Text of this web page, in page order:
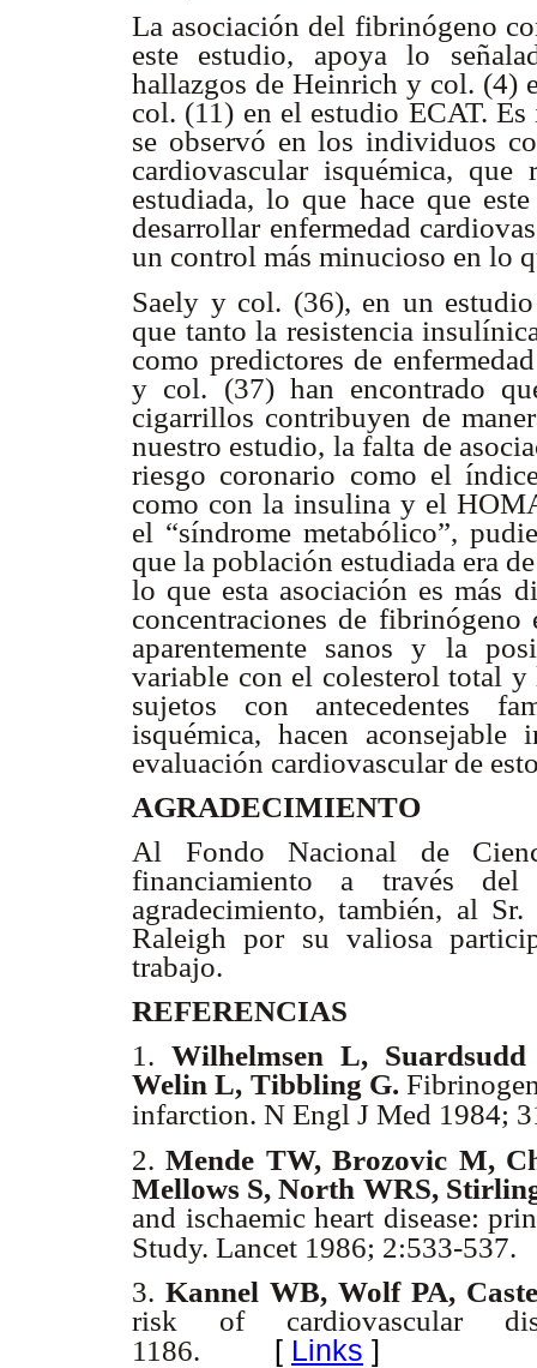
La asociación del fibrinógeno
este estudio, apoya lo
hallazgos de Heinrich y col. (4)
col. (11) en el estudio ECAT.
se observó en los individuos
cardiovascular isquémica,
estudiada, lo que hace que
desarrollar enfermedad
un control más minucioso en lo
Saely y col. (36), en un
que tanto la resistencia
como predictores de
y col. (37) han encontrado
cigarrillos contribuyen de
nuestro estudio, la falta de
riesgo coronario como el
como con la insulina y el
el “síndrome metabólico”,
que la población estudiada era
lo que esta asociación es más
concentraciones de
aparentemente sanos y la
variable con el colesterol total
sujetos con antecedentes
isquémica, hacen
evaluación cardiovascular de
AGRADECIMIENTO
Al Fondo Nacional de
financiamiento a través del
agradecimiento, también, al
Raleigh por su valiosa
trabajo.
REFERENCIAS
1. Wilhelmsen L,
Welin L, Tibbling G.
infarction. N Engl J Med 1984;
2.Mende TW, Brozovic M,
Mellows S, North WRS,
and ischaemic heart disease:
Study. Lancet 1986; 2:533-537.
3. Kannel WB, Wolf PA,
risk of cardiovascular
1186.
[ Links ]